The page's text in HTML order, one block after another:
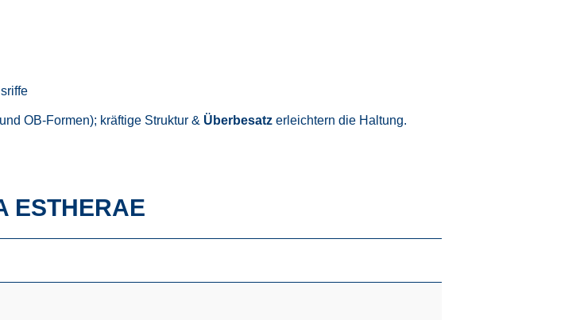
OB-Formen); kräftige Struktur & Überbesatzerleichtern die Haltung.
ESTHERAE